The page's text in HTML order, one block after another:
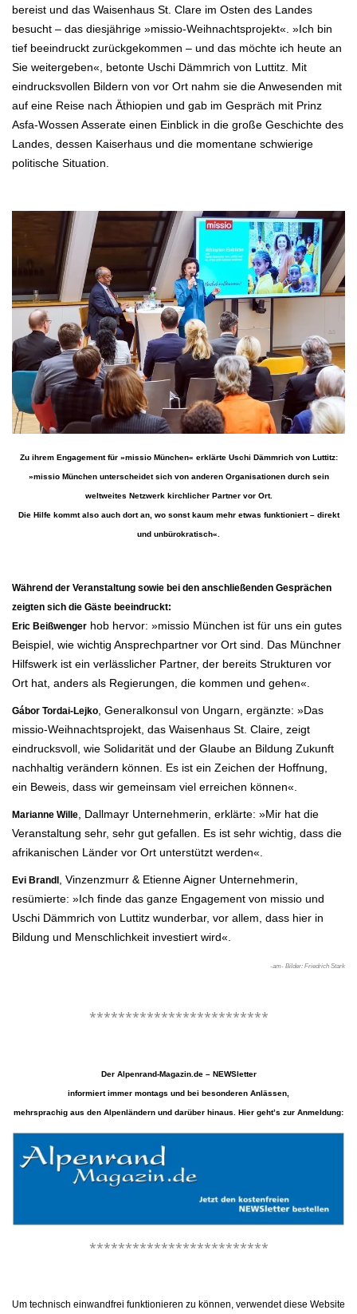
bereist und das Waisenhaus St. Clare im Osten des Landes
besucht – das diesjährige »missio-Weihnachtsprojekt«. »Ich bin
tief beeindruckt zurückgekommen – und das möchte ich heute an
Sie weitergeben«, betonte Uschi Dämmrich von Luttitz. Mit
eindrucksvollen Bildern von vor Ort nahm sie die Anwesenden mit
auf eine Reise nach Äthiopien und gab im Gespräch mit Prinz
Asfa-Wossen Asserate einen Einblick in die große Geschichte des
Landes, dessen Kaiserhaus und die momentane schwierige
politische Situation.
Zu ihrem Engagement für »missio München« erklärte Uschi Dämmrich von Luttitz:
»missio München unterscheidet sich von anderen Organisationen durch sein
weltweites Netzwerk kirchlicher Partner vor Ort.
Die Hilfe kommt also auch dort an, wo sonst kaum mehr etwas funktioniert – direkt
und unbürokratisch«.
Während der Veranstaltung sowie bei den anschließenden Gesprächen
zeigten sich die Gäste beeindruckt:
Eric Beißwenger hob hervor: »missio München ist für uns ein gutes
Beispiel, wie wichtig Ansprechpartner vor Ort sind. Das Münchner
Hilfswerk ist ein verlässlicher Partner, der bereits Strukturen vor
Ort hat, anders als Regierungen, die kommen und gehen«.
Gábor Tordai-Lejko , Generalkonsul von Ungarn, ergänzte: »Das
missio-Weihnachtsprojekt, das Waisenhaus St. Claire, zeigt
eindrucksvoll, wie Solidarität und der Glaube an Bildung Zukunft
nachhaltig verändern können. Es ist ein Zeichen der Hoffnung,
ein Beweis, dass wir gemeinsam viel erreichen können«.
Marianne Wille , Dallmayr Unternehmerin, erklärte: »Mir hat die
Veranstaltung sehr, sehr gut gefallen. Es ist sehr wichtig, dass die
afrikanischen Länder vor Ort unterstützt werden«.
Evi Brandl
, Vinzenzmurr & Etienne Aigner Unternehmerin,
resümierte: »Ich finde das ganze Engagement von missio und
Uschi Dämmrich von Luttitz wunderbar, vor allem, dass hier in
Bildung und Menschlichkeit investiert wird«.
-am- Bilder: Friedrich Stark
*************************
Der Alpenrand-Magazin.de – NEWSletter
informiert immer montags und bei besonderen Anlässen,
mehrsprachig aus den Alpenländern und darüber hinaus. Hier geht’s zur Anmeldung:
*************************
Um technisch einwandfrei funktionieren zu können, verwendet diese Website